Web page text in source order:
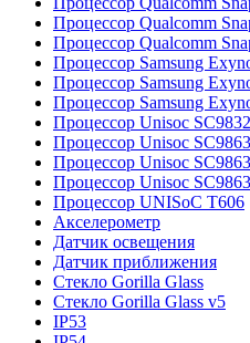
Процессор Qualcomm
Процессор Qualcomm
Процессор Samsung
Процессор Samsung
Процессор Samsung
Процессор Unisoc
Процессор Unisoc
Процессор Unisoc
Процессор Unisoc
Процессор UNISoC T606
Акселерометр
Датчик освещения
Датчик приближения
Стекло Gorilla Glass
Стекло Gorilla Glass v5
IP53